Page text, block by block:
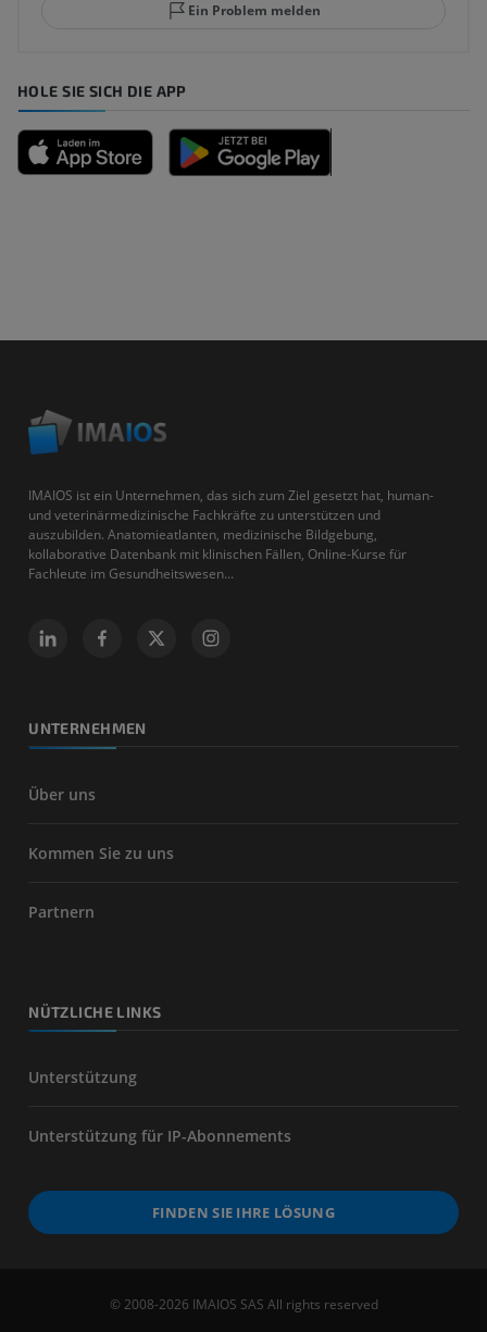
Ein Problem melden
HOLE SIE SICH DIE APP
IMAIOS ist ein Unternehmen, das sich zum Ziel gesetzt hat, human-
und veterinärmedizinische Fachkräfte zu unterstützen und
auszubilden. Anatomieatlanten, medizinische Bildgebung,
kollaborative Datenbank mit klinischen Fällen, Online-Kurse für
Fachleute im Gesundheitswesen...
UNTERNEHMEN
Über uns
Kommen Sie zu uns
Partnern
NÜTZLICHE LINKS
Unterstützung
Unterstützung für IP-Abonnements
FINDEN SIE IHRE LÖSUNG
© 2008-2026 IMAIOS SAS All rights reserved